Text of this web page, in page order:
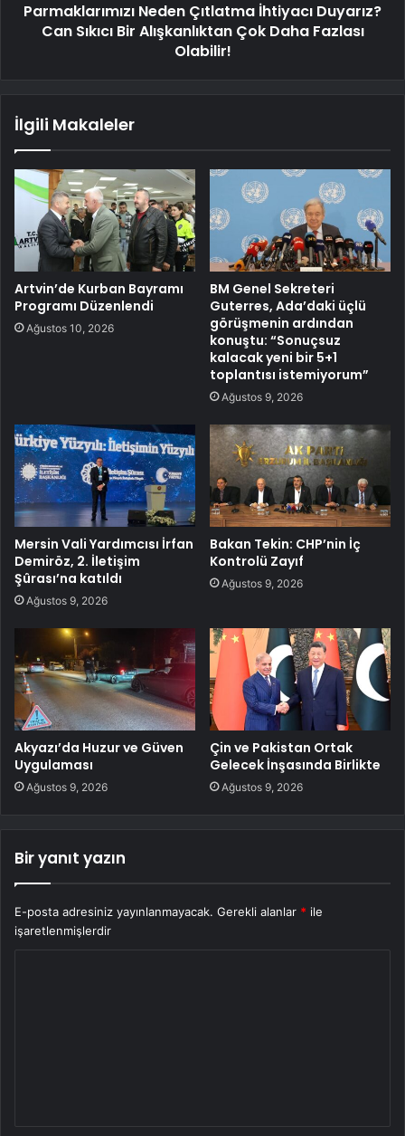
Parmaklarımızı Neden Çıtlatma İhtiyacı Duyarız?
Can Sıkıcı Bir Alışkanlıktan Çok Daha Fazlası
Olabilir!
İlgili Makaleler
Artvin’de Kurban Bayramı
Programı Düzenlendi
Ağustos 10, 2026
BM Genel Sekreteri
Guterres, Ada’daki üçlü
görüşmenin ardından
konuştu: “Sonuçsuz
kalacak yeni bir 5+1
toplantısı istemiyorum”
Ağustos 9, 2026
Mersin Vali Yardımcısı İrfan
Demiröz, 2. İletişim
Şûrası’na katıldı
Ağustos 9, 2026
Bakan Tekin: CHP’nin İç
Kontrolü Zayıf
Ağustos 9, 2026
Akyazı’da Huzur ve Güven
Uygulaması
Ağustos 9, 2026
Çin ve Pakistan Ortak
Gelecek İnşasında Birlikte
Ağustos 9, 2026
Bir yanıt yazın
E-posta adresiniz yayınlanmayacak. Gerekli alanlar * ile
işaretlenmişlerdir